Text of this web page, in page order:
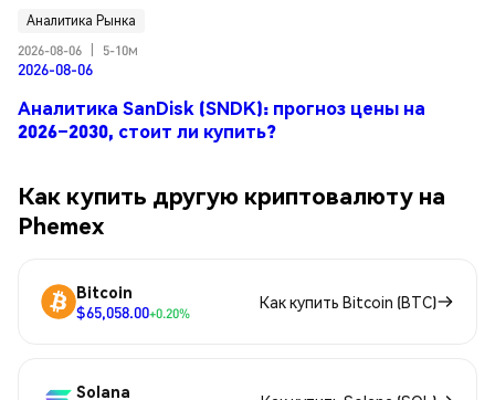
Аналитика Рынка
2026-08-06
5-10м
2026-08-06
Аналитика SanDisk (SNDK): прогноз цены на
2026–2030, стоит ли купить?
Как купить другую криптовалюту на
Phemex
Bitcoin
$65,058.00+0.20%
Как купить Bitcoin (BTC)
Solana